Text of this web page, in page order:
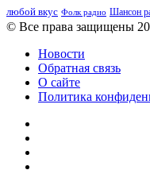
любой вкус Фолк радио Шансон
© Все права защищены
Новости
Обратная связь
О сайте
Политика